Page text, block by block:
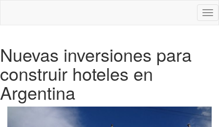
Nuevas inversiones para
construir hoteles en
Argentina